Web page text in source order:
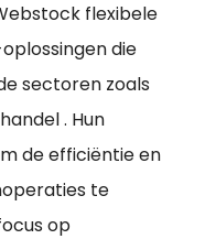
flexibele
die
sectoren zoals
. Hun
de efficiëntie en
te
op